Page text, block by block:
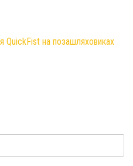
QuickFist на позашляховиках